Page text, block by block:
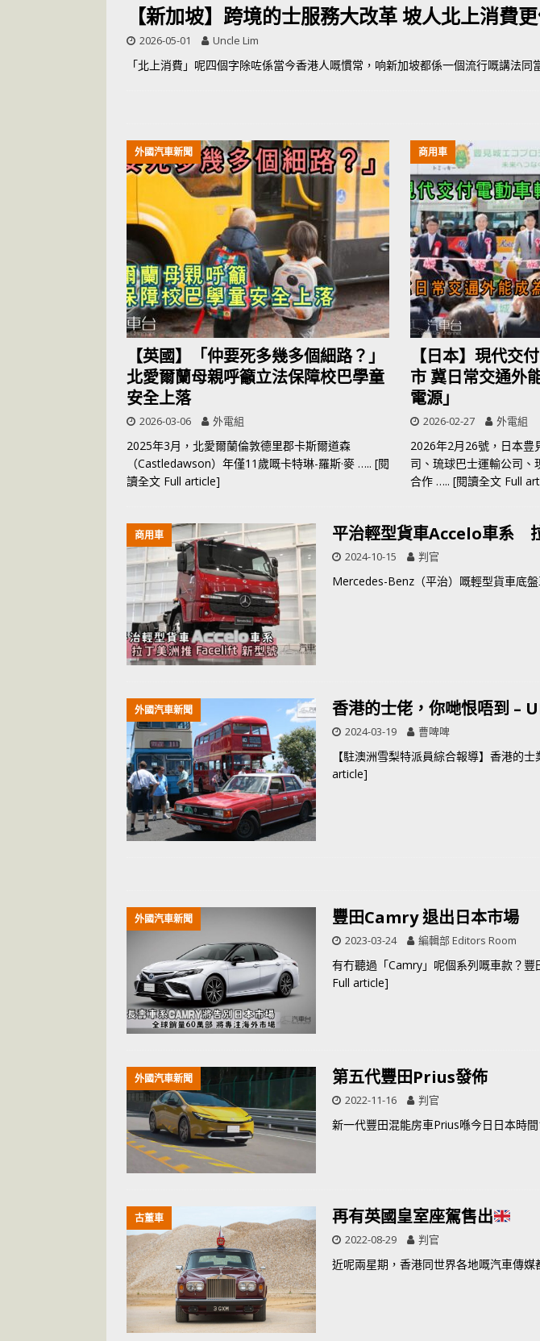
【新加坡】跨境的士服務大改革 坡人北上消費
2026-05-01 Uncle Lim
「北上消費」呢四個字除咗係當今香港人嘅慣常，响新加坡都係一個流行嘅講法
外國汽車新聞
【英國】「仲要死多幾多個細路？」
北愛爾蘭母親呼籲立法保障校巴學童
安全上落
2026-03-06 外電組
2025年3月，北愛爾蘭倫敦德里郡卡斯爾道森
（Castledawson）年僅11歲嘅卡特琳-羅斯·麥 ….. [閱
讀全文 Full article]
商用車
【日本】現代交
市 冀日常交通外
電源」
2026-02-27 外電組
2026年2月26號，日本豊
司、琉球巴士運輸公司
合作 ….. [閱讀全文 Full
商用車 平治輕型貨車Accelo車系
2024-10-15 判官
Mercedes-Benz（平治）嘅輕型貨車底
外國汽車新聞 香港的士佬，你哋恨唔到 –
2024-03-19 曹啤啤
【駐澳洲雪梨特派員綜合報導】香港的
article]
外國汽車新聞 豐田Camry 退出日本市場
2023-03-24 編輯部 Editors Room
有冇聽過「Camry」呢個系列嘅車款？
Full article]
外國汽車新聞 第五代豐田Prius發佈
2022-11-16 判官
新一代豐田混能房車Prius喺今日日本時
古董車 再有英國皇室座駕售出
2022-08-29 判官
近呢兩星期，香港同世界各地嘅汽車傳